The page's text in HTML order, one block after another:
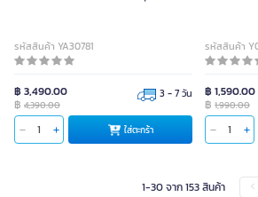
รหัสสินค้า YA30781
฿ 3,490.00
฿ 4,390.00
3 - 7 วัน
ใส่ตะกร้า
รหัสสินค้า
฿ 1,590.00
฿ 1,990.00
1-30 จาก 153 สินค้า